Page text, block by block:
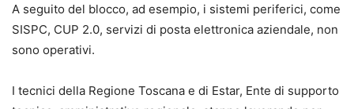
A seguito del blocco, ad esempio, i sistemi periferici, come
SISPC, CUP 2.0, servizi di posta elettronica aziendale, non
sono operativi.
I tecnici della Regione Toscana e di Estar, Ente di supporto